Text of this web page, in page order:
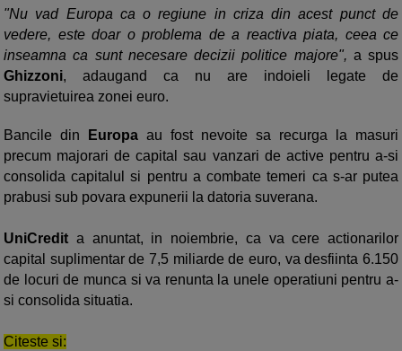
"Nu vad Europa ca o regiune in criza din acest punct de
vedere, este doar o problema de a reactiva piata, ceea ce
inseamna ca sunt necesare decizii politice majore", a spus
Ghizzoni, adaugand ca nu are indoieli legate de
supravietuirea zonei euro.
Bancile din Europa au fost nevoite sa recurga la masuri
precum majorari de capital sau vanzari de active pentru a-si
consolida capitalul si pentru a combate temeri ca s-ar putea
prabusi sub povara expunerii la datoria suverana.
UniCredit a anuntat, in noiembrie, ca va cere actionarilor
capital suplimentar de 7,5 miliarde de euro, va desfiinta 6.150
de locuri de munca si va renunta la unele operatiuni pentru a-
si consolida situatia.
Citeste si: